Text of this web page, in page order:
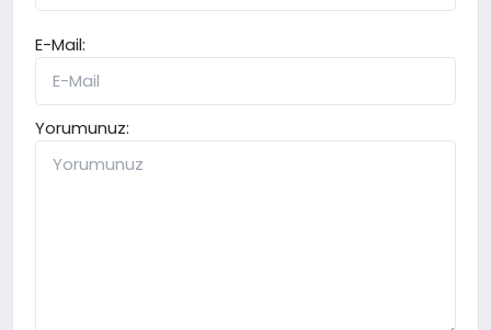
E-Mail:
Yorumunuz: